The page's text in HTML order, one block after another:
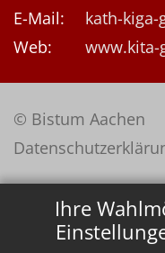
Ihre
E-Mail:
kath-kiga-
Web:
© Bistum Aachen